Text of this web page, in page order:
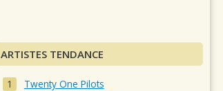
ARTISTES TENDANCE
Twenty One Pilots